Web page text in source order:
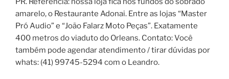
amarelo, o Restaurante Adonai. Entre as lojas “Master
Pró Audio” e “João Falarz Moto Peças”. Exatamente
400 metros do viaduto do Orleans. Contato: Você
também pode agendar atendimento / tirar dúvidas por
whats: (41) 99745-5294 com o Leandro.